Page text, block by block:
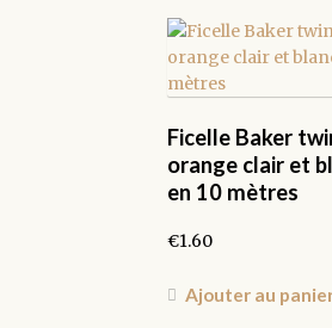
Ficelle Baker
orange clair et
en 10 mètres
€1.60
Ajouter au